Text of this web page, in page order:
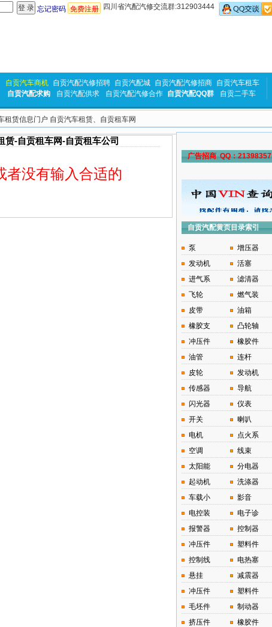
忘记密码 免费注册 四川省汽配汽修交流群:312903444
自贡汽车商机 自贡汽配汽修招聘 自贡汽配城 自贡汽配汽修招商 自贡汽车租车
自贡汽配求购
自贡汽配供求 自贡汽配汽修合作 自贡汽配QQ群 自贡二手车
租赁信息门户 自贡汽车租赁、自贡租车网
赁-自贡租车网-自贡租车公司
者没有输入合适的
广告招商 QQ：21398357
自贡汽配黄页目录索引
泵 增压器
发动机
活塞
进气系
滤清器
飞轮
燃气装
皮带
油箱
橡胶支
凸轮轴
冲压件
橡胶件
油管
连杆
皮轮
发动机
传感器
导航
闪光器
仪表
开关
喇叭
电机
点火系
空调
线束
太阳能
分电器
起动机
洗涤器
车载小
影音
电控装
电子诊
报警器
控制器
冲压件
塑料件
控制线
电热塞
悬挂
减震器
冲压件
塑料件
毛坯件
制动器
挤压件
橡胶件